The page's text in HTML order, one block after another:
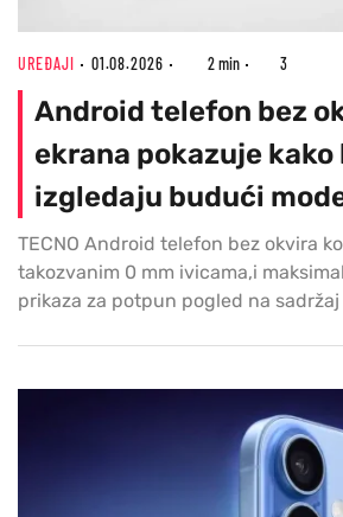
UREĐAJI 01.08.2026 2 min 3
Android telefon bez
ekrana pokazuje kako
izgledaju budući
TECNO Android telefon bez okvira
takozvanim 0 mm ivicama,i
prikaza za potpun pogled na sadržaj